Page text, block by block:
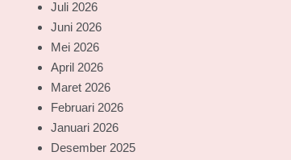
Juli 2026
Juni 2026
Mei 2026
April 2026
Maret 2026
Februari 2026
Januari 2026
Desember 2025